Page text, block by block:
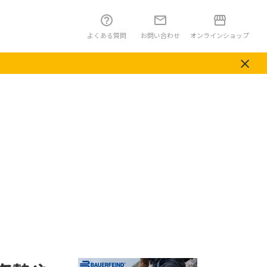
よくある質問 お問い合わせ オンラインショップ